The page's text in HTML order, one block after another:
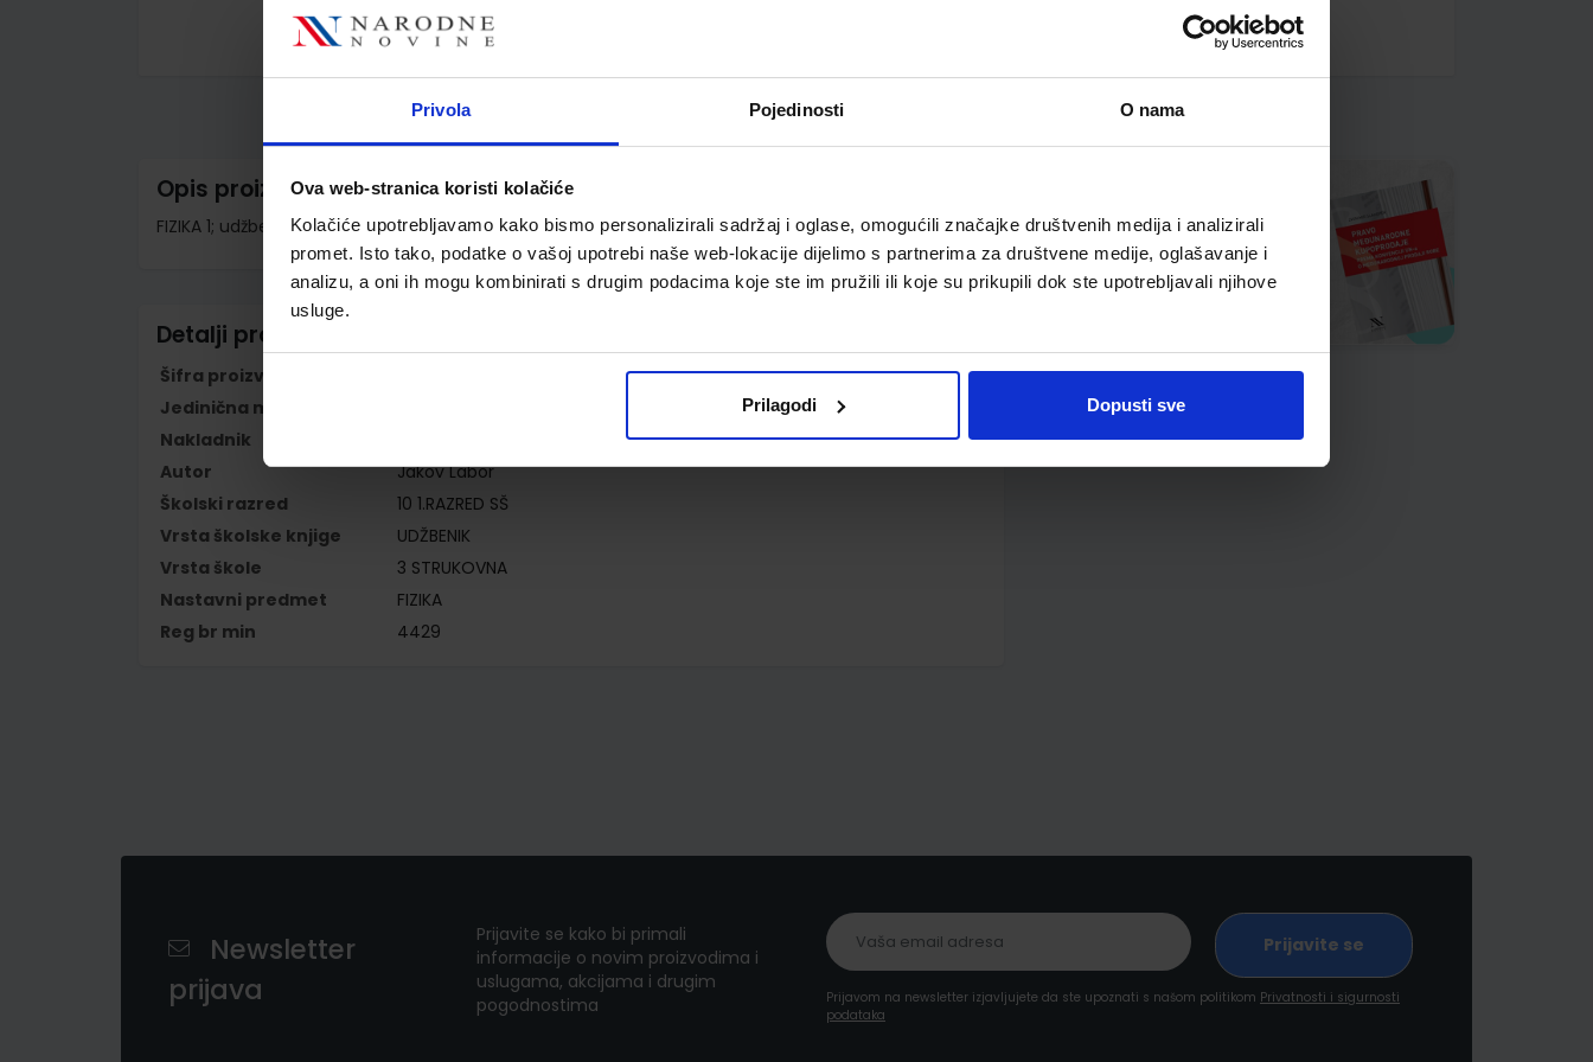
Privola Pojedinosti O nama
Ova web-stranica koristi kolačiće
Kolačiće upotrebljavamo kako bismo personalizirali sadržaj i oglase, omogućili značajke društvenih medija i analizirali
promet. Isto tako, podatke o vašoj upotrebi naše web-lokacije dijelimo s partnerima za društvene medije, oglašavanje i
analizu, a oni ih mogu kombinirati s drugim podacima koje ste im pružili ili koje su prikupili dok ste upotrebljavali njihove
usluge.
Prilagodi Dopusti sve
gallery
Opis proizvoda
FIZIKA 1; udžbenik za 1. razred srednjih strukovnih škola s trogodišnjim programom fizike
Detalji proizvoda
Šifra proizvoda
Jedinična mjera
Nakladnik
Autor
Jakov Labor
Školski razred
10 1.RAZRED SŠ
Vrsta školske knjige
UDŽBENIK
Vrsta škole
3 STRUKOVNA
Nastavni predmet
FIZIKA
Reg br min
4429
Newsletter
prijava
Prijavite se kako bi primali
informacije o novim proizvodima i
uslugama, akcijama i drugim
pogodnostima
Prijavom na newsletter izjavljujete da ste upoznati s našom politikom Privatnosti i sigurnosti
podataka